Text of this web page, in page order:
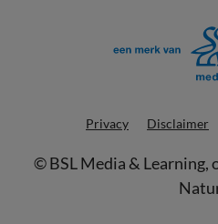
Privacy Disclaimer
©BSL Media & Learning,